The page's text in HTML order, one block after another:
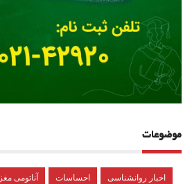
موضوعات
آناتومی مغز احساسات اخبار روانشناسی